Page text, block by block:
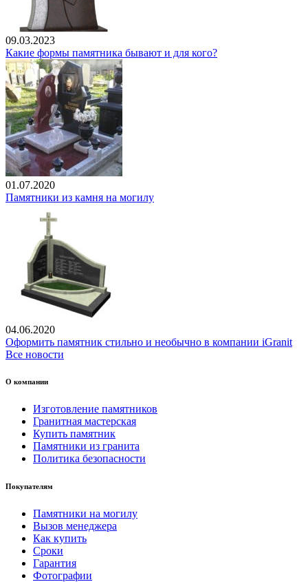
09.03.2023
Какие формы памятника бывают и для кого?
01.07.2020
Памятники из камня на могилу
04.06.2020
Оформить памятник стильно и необычно в компании iGranit
Все новости
О компании
Изготовление памятников
Гранитная мастерская
Купить памятник
Памятники из гранита
Политика безопасности
Покупателям
Памятники на могилу
Вызов менеджера
Как купить
Сроки
Гарантия
Фотографии